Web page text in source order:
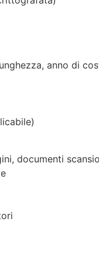
anno di
documenti